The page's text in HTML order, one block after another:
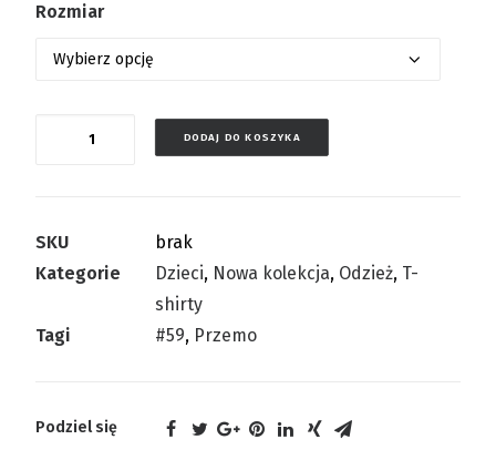
Rozmiar
DODAJ DO KOSZYKA
SKU
brak
Kategorie
Dzieci, Nowa kolekcja, Odzież, T-
shirty
Tagi
#59, Przemo
Podziel się